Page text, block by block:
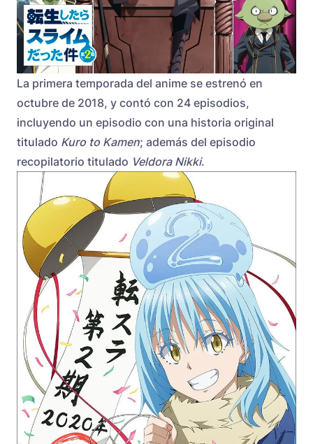
La primera temporada del anime se estrenó en
octubre de 2018, y contó con 24 episodios,
incluyendo un episodio con una historia original
titulado Kuro to Kamen; además del episodio
recopilatorio titulado Veldora Nikki.